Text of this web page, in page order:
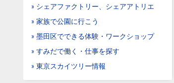
» シェアファクトリー、シェアアトリエ
» 家族で公園に行こう
» 墨田区でできる体験・ワークショップ
» すみだで働く・仕事を探す
» 東京スカイツリー情報